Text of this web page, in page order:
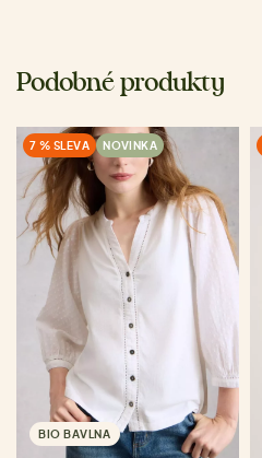
Podobné produkty
7 % SLEVA NOVINKA
BIO BAVLNA